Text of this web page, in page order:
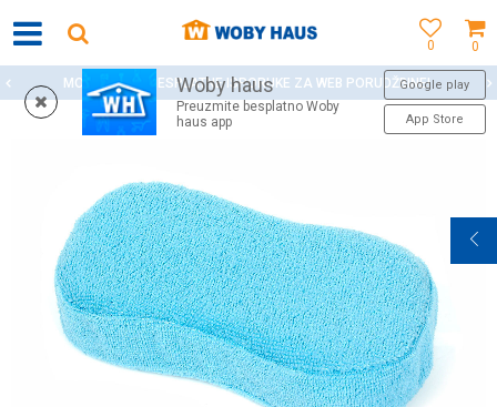
0
0
Woby haus
Preuzmite besplatno Woby
haus app
Google play
App Store
MOGUĆNOST BESPLATNE ISPORUKE ZA WEB PORUDŽBINE!